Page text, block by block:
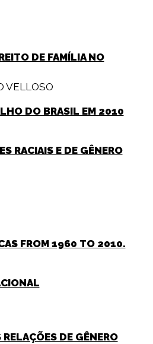
DE FAMÍLIA NO
VELLOSO
DO BRASIL EM 2010
RACIAIS E DE GÊNERO
FROM 1960 TO 2010.
DE GÊNERO